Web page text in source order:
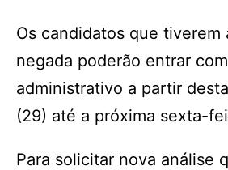
Os candidatos que tiverem
negada poderão entrar
administrativo a partir
(29) até a próxima sexta-
Para solicitar nova análise